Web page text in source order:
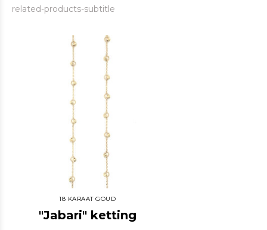
related-products-subtitle
18 KARAAT GOUD
"Jabari" ketting